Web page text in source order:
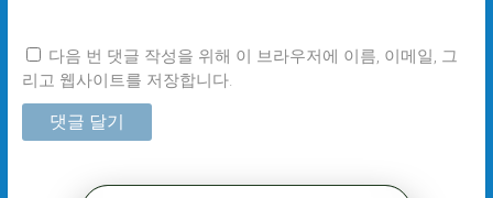
다음 번 댓글 작성을 위해 이 브라우저에 이름, 이메일, 그
리고 웹사이트를 저장합니다.